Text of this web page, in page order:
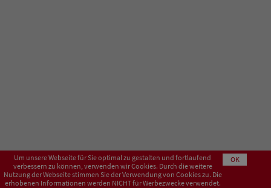
Um unsere Webseite für Sie optimal zu gestalten und fortlaufend
verbessern zu können, verwenden wir Cookies. Durch die weitere
Nutzung der Webseite stimmen Sie der Verwendung von Cookies zu. Die
erhobenen Informationen werden NICHT für Werbezwecke verwendet.
OK